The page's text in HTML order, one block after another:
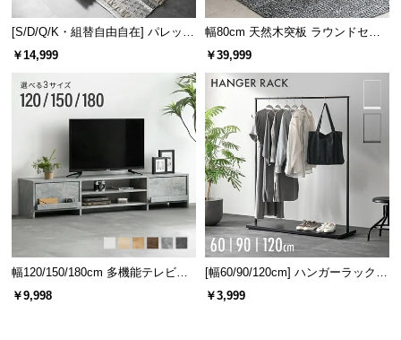
[S/D/Q/K・組替自由自在] パレット
ベッド 8/12/16枚セット
￥14,999
幅80cm 天然木突板 ラウンドセン
ターテーブル 美しい格子デザイン
￥39,999
幅120/150/180cm 多機能テレビボ
ード 木目/石目調 オープン収納・
引き出し収納付き
￥9,998
[幅60/90/120cm] ハンガーラック
スチール 4段階高さ調節 サイドフ
ック オープンラック シンプル
￥3,999